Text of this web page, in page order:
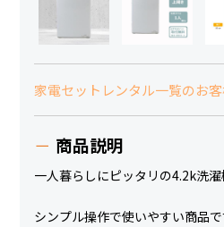
家電セットレンタル一覧のお
商品説明
一人暮らしにピッタリの4.2k洗濯
シンプル操作で使いやすい商品で